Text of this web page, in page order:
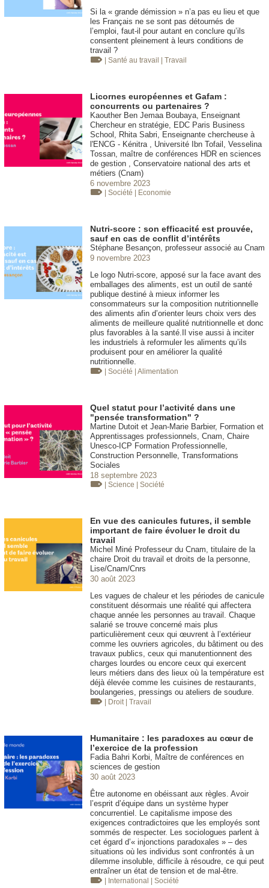
Si la « grande démission » n’a pas eu lieu et que
les Français ne se sont pas détournés de
l’emploi, faut-il pour autant en conclure qu’ils
consentent pleinement à leurs conditions de
travail ?
| Santé au travail | Travail
Licornes européennes et Gafam :
concurrents ou partenaires ?
Kaouther Ben Jemaa Boubaya, Enseignant
Chercheur en stratégie, EDC Paris Business
School, Rhita Sabri, Enseignante chercheuse à
l'ENCG - Kénitra , Université Ibn Tofail, Vesselina
Tossan, maître de conférences HDR en sciences
de gestion , Conservatoire national des arts et
métiers (Cnam)
6 novembre 2023
| Société | Economie
Nutri-score : son efficacité est prouvée,
sauf en cas de conflit d’intérêts
Stéphane Besançon, professeur associé au Cnam
9 novembre 2023
Le logo Nutri-score, apposé sur la face avant des
emballages des aliments, est un outil de santé
publique destiné à mieux informer les
consommateurs sur la composition nutritionnelle
des aliments afin d’orienter leurs choix vers des
aliments de meilleure qualité nutritionnelle et donc
plus favorables à la santé.Il vise aussi à inciter
les industriels à reformuler les aliments qu’ils
produisent pour en améliorer la qualité
nutritionnelle.
| Société | Alimentation
Quel statut pour l’activité dans une
"pensée transformation" ?
Martine Dutoit et Jean-Marie Barbier, Formation et
Apprentissages professionnels, Cnam, Chaire
Unesco-ICP Formation Professionnelle,
Construction Personnelle, Transformations
Sociales
18 septembre 2023
| Science | Société
En vue des canicules futures, il semble
important de faire évoluer le droit du
travail
Michel Miné Professeur du Cnam, titulaire de la
chaire Droit du travail et droits de la personne,
Lise/Cnam/Cnrs
30 août 2023
Les vagues de chaleur et les périodes de canicule
constituent désormais une réalité qui affectera
chaque année les personnes au travail. Chaque
salarié se trouve concerné mais plus
particulièrement ceux qui œuvrent à l’extérieur
comme les ouvriers agricoles, du bâtiment ou des
travaux publics, ceux qui manutentionnent des
charges lourdes ou encore ceux qui exercent
leurs métiers dans des lieux où la température est
déjà élevée comme les cuisines de restaurants,
boulangeries, pressings ou ateliers de soudure.
| Droit | Travail
Humanitaire : les paradoxes au cœur de
l’exercice de la profession
Fadia Bahri Korbi, Maître de conférences en
sciences de gestion
30 août 2023
Être autonome en obéissant aux règles. Avoir
l’esprit d’équipe dans un système hyper
concurrentiel. Le capitalisme impose des
exigences contradictoires que les employés sont
sommés de respecter. Les sociologues parlent à
cet égard d’« injonctions paradoxales » – des
situations où les individus sont confrontés à un
dilemme insoluble, difficile à résoudre, ce qui peut
entraîner un état de tension et de mal-être.
| International | Société